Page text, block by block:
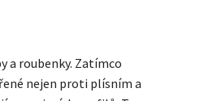
a roubenky. Zatímco
nejen proti plísním a